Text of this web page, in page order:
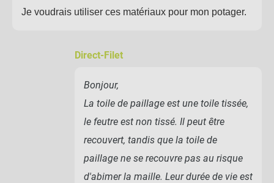
Je voudrais utiliser ces matériaux pour mon potager.
Direct-Filet
Bonjour,
La toile de paillage est une toile tissée,
le feutre est non tissé. Il peut être
recouvert, tandis que la toile de
paillage ne se recouvre pas au risque
d'abimer la maille. Leur durée de vie est